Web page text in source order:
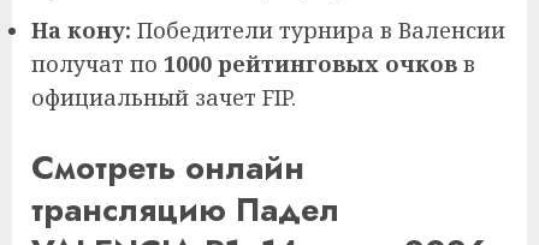
На кону: Победители турнира в Валенсии
получат по 1000 рейтинговых очков в
официальный зачет FIP.
Смотреть онлайн
трансляцию Падел